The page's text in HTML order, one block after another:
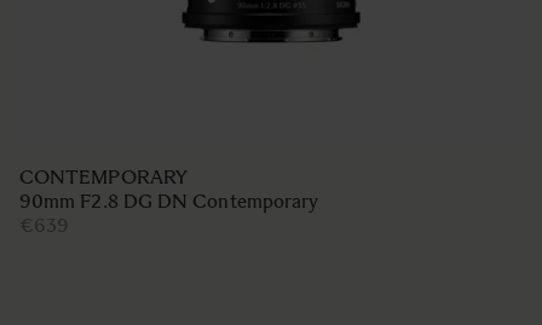
CONTEMPORARY
90mm F2.8 DG DN Contemporary
€639